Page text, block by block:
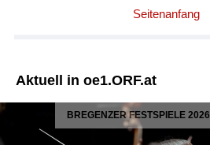
Seitenanfang
Aktuell in oe1.ORF.at
BREGENZER FESTSPIELE 2026